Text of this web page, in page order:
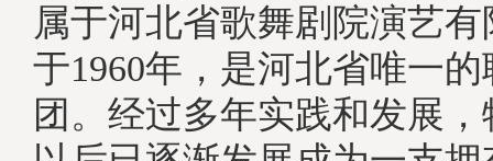
属于河北省歌舞剧院演艺
于1960年，是河北省唯一
团。经过多年实践和发展，